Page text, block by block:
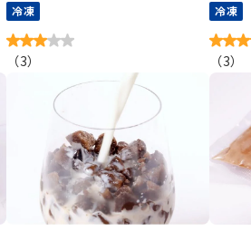
冷凍
（3）
冷凍
（3）